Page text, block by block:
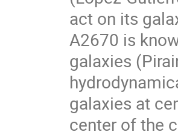
act on its
A2670 is
galaxies
galaxies at
center of the